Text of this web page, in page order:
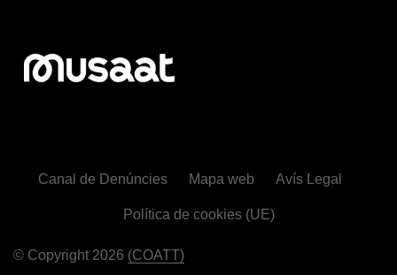
© Copyright 2026 (COATT)
Canal de Denúncies Mapa web Avís Legal
Política de cookies (UE)